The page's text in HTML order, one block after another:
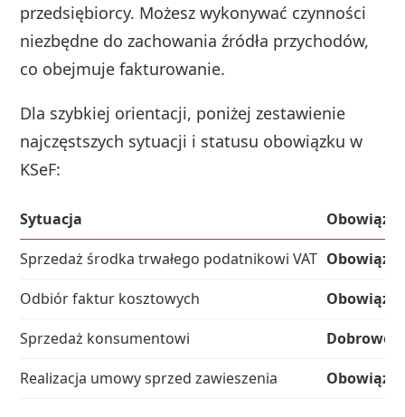
przedsiębiorcy. Możesz wykonywać czynności
niezbędne do zachowania źródła przychodów,
co obejmuje fakturowanie.
Dla szybkiej orientacji, poniżej zestawienie
najczęstszych sytuacji i statusu obowiązku w
KSeF:
Sytuacja
Sprzedaż środka trwałego podatnikowi VAT
Odbiór faktur kosztowych
Sprzedaż konsumentowi
Realizacja umowy sprzed zawieszenia